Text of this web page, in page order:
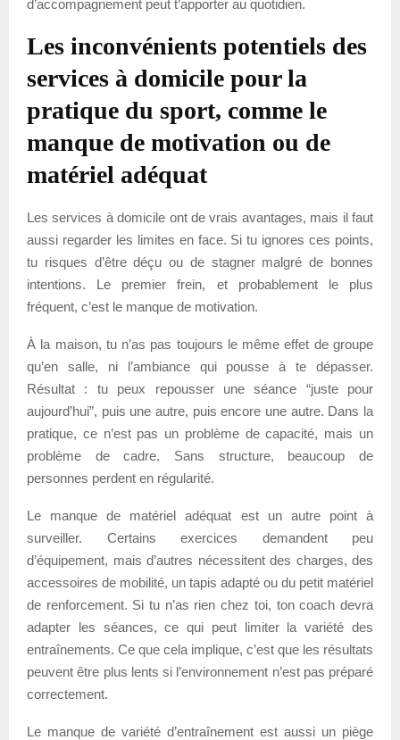
d’accompagnement peut t’apporter au quotidien.
Les inconvénients potentiels des
services à domicile pour la
pratique du sport, comme le
manque de motivation ou de
matériel adéquat
Les services à domicile ont de vrais avantages, mais il faut
aussi regarder les limites en face. Si tu ignores ces points,
tu risques d’être déçu ou de stagner malgré de bonnes
intentions. Le premier frein, et probablement le plus
fréquent, c’est le manque de motivation.
À la maison, tu n’as pas toujours le même effet de groupe
qu’en salle, ni l’ambiance qui pousse à te dépasser.
Résultat : tu peux repousser une séance “juste pour
aujourd’hui”, puis une autre, puis encore une autre. Dans la
pratique, ce n’est pas un problème de capacité, mais un
problème de cadre. Sans structure, beaucoup de
personnes perdent en régularité.
Le manque de matériel adéquat est un autre point à
surveiller. Certains exercices demandent peu
d’équipement, mais d’autres nécessitent des charges, des
accessoires de mobilité, un tapis adapté ou du petit matériel
de renforcement. Si tu n’as rien chez toi, ton coach devra
adapter les séances, ce qui peut limiter la variété des
entraînements. Ce que cela implique, c’est que les résultats
peuvent être plus lents si l’environnement n’est pas préparé
correctement.
Le manque de variété d’entraînement est aussi un piège